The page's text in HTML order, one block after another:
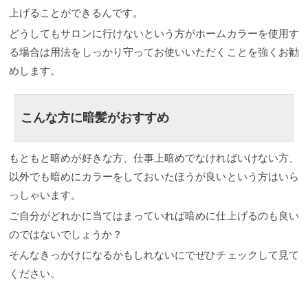
上げることができるんです。
どうしてもサロンに行けないという方がホームカラーを使用す
る場合は用法をしっかり守ってお使いいただくことを強くお勧
めします。
こんな方に暗髪がおすすめ
もともと暗めが好きな方、仕事上暗めでなければいけない方、
以外でも暗めにカラーをしておいたほうが良いという方はいら
っしゃいます。
ご自分がどれかに当てはまっていれば暗めに仕上げるのも良い
のではないでしょうか？
そんなきっかけになるかもしれないにでぜひチェックして見て
ください。